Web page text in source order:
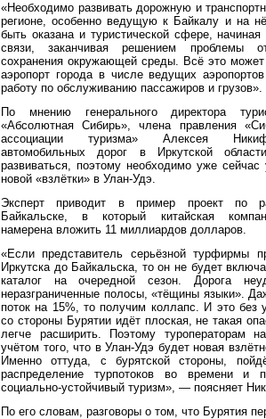
«Необходимо развивать дорожную и
регионе, особенно ведущую к Байкалу и на
быть оказана и туристической сфере, начиная
связи, заканчивая решением проблемы
сохранения окружающей среды. Всё это может
аэропорт города в числе ведущих
работу по обслуживанию пассажиров и грузов».
По мнению генерального директора
«Абсолютная Сибирь», члена правления
ассоциации туризма» Алексея
автомобильных дорог в Иркутской
развиваться, поэтому необходимо уже сейчас
новой «взлётки» в Улан-Удэ.
Эксперт приводит в пример проект по
Байкальске, в который китайская
намерена вложить 11 миллиардов долларов.
«Если представитель серьёзной турфирмы
Иркутска до Байкальска, то он не будет
каталог на очередной сезон. Дорога
неразграниченные полосы, «тёщины языки».
поток на 15%, то получим коллапс. И это
со стороны Бурятии идёт плоская, не такая
легче расширить. Поэтому туроператорам
учётом того, что в Улан-Удэ будет новая
Именно оттуда, с бурятской стороны,
распределение турпотоков во времени и
социально-устойчивый туризм», — поясняет
По его словам, разговоры о том, что Бурятия